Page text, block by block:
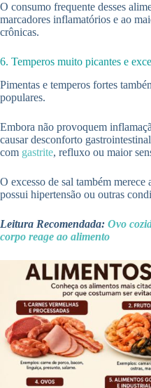
O consumo frequente desses
marcadores inflamatórios e ao
crônicas.
6. Temperos muito picantes e
Pimentas e temperos fortes
populares.
Embora não provoquem
causar desconforto
com gastrite, refluxo ou maior
O excesso de sal também merece
possui hipertensão ou outras
Leitura Recomendada: Ovo
corpo reage ao alimento